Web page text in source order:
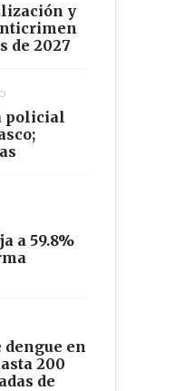
y
de 2027
policial
a 59.8%
dengue en
200
de